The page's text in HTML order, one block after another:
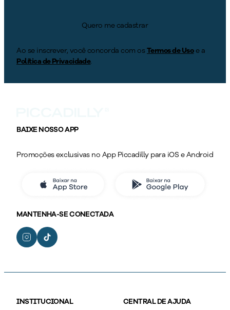
Quero me cadastrar
Ao se inscrever, você concorda com osTermos de Usoe a
Política de Privacidade.
BAIXE NOSSO APP
Promoções exclusivas no App Piccadilly para iOS e Android
MANTENHA-SE CONECTADA
INSTITUCIONAL CENTRAL DE AJUDA